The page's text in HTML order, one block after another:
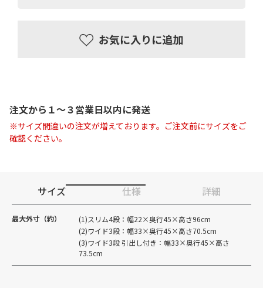
注文から１〜３営業日以内に発送
※サイズ間違いの注文が増えております。ご注文前にサイズをご
確認ください。
サイズ 仕様 詳細
最大外寸（約）
(1)スリム4段：幅22×奥行45×高さ96cm
(2)ワイド3段：幅33×奥行45×高さ70.5cm
(3)ワイド3段 引出し付き：幅33×奥行45×高さ
73.5cm